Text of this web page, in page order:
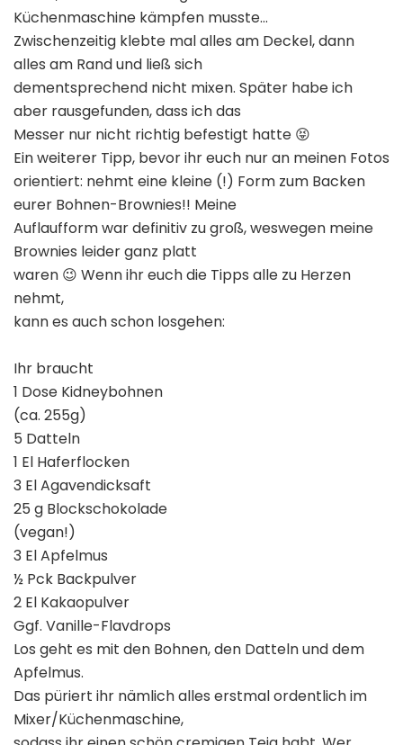
Küchenmaschine kämpfen musste…
Zwischenzeitig klebte mal alles am Deckel, dann
alles am Rand und ließ sich
dementsprechend nicht mixen. Später habe ich
aber rausgefunden, dass ich das
Messer nur nicht richtig befestigt hatte 😝
Ein weiterer Tipp, bevor ihr euch nur an meinen Fotos
orientiert: nehmt eine kleine (!) Form zum Backen
eurer Bohnen-Brownies!! Meine
Auflaufform war definitiv zu groß, weswegen meine
Brownies leider ganz platt
waren 😉 Wenn ihr euch die Tipps alle zu Herzen
nehmt,
kann es auch schon losgehen:
Ihr braucht
1 Dose Kidneybohnen
(ca. 255g)
5 Datteln
1 El Haferflocken
3 El Agavendicksaft
25 g Blockschokolade
(vegan!)
3 El Apfelmus
½ Pck Backpulver
2 El Kakaopulver
Ggf. Vanille-Flavdrops
Los geht es mit den Bohnen, den Datteln und dem
Apfelmus.
Das püriert ihr nämlich alles erstmal ordentlich im
Mixer/Küchenmaschine,